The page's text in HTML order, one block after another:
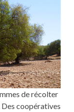
de récolter
Des coopératives